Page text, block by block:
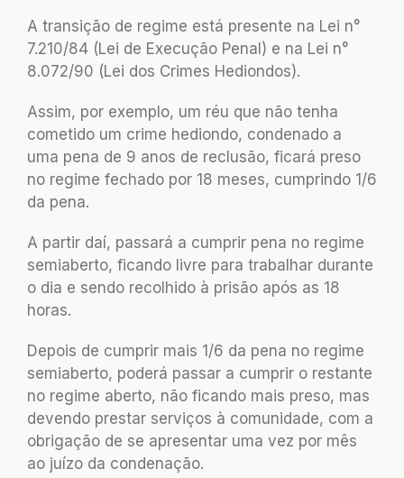
A transição de regime está presente na Lei n°
7.210/84 (Lei de Execução Penal) e na Lei n°
8.072/90 (Lei dos Crimes Hediondos).
Assim, por exemplo, um réu que não tenha
cometido um crime hediondo, condenado a
uma pena de 9 anos de reclusão, ficará preso
no regime fechado por 18 meses, cumprindo 1/6
da pena.
A partir daí, passará a cumprir pena no regime
semiaberto, ficando livre para trabalhar durante
o dia e sendo recolhido à prisão após as 18
horas.
Depois de cumprir mais 1/6 da pena no regime
semiaberto, poderá passar a cumprir o restante
no regime aberto, não ficando mais preso, mas
devendo prestar serviços à comunidade, com a
obrigação de se apresentar uma vez por mês
ao juízo da condenação.